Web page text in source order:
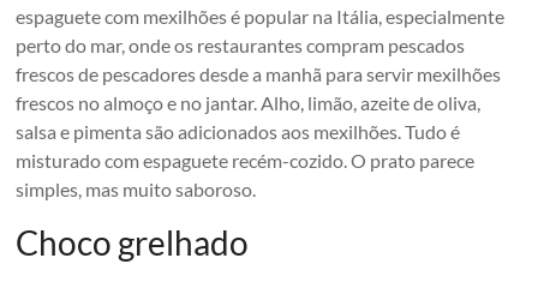
espaguete com mexilhões é popular na Itália, especialmente
perto do mar, onde os restaurantes compram pescados
frescos de pescadores desde a manhã para servir mexilhões
frescos no almoço e no jantar. Alho, limão, azeite de oliva,
salsa e pimenta são adicionados aos mexilhões. Tudo é
misturado com espaguete recém-cozido. O prato parece
simples, mas muito saboroso.
Choco grelhado